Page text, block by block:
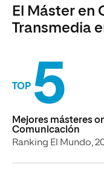
El Máster en
Transmedia
TOP 5
Mejores másteres
Comunicación
Ranking El Mundo,